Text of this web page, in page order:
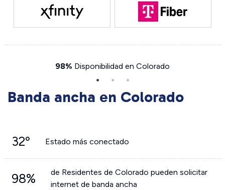
98% Disponibilidad en Colorado
Banda ancha en Colorado
32º Estado más conectado
98%
de Residentes de Colorado pueden solicitar
internet de banda ancha